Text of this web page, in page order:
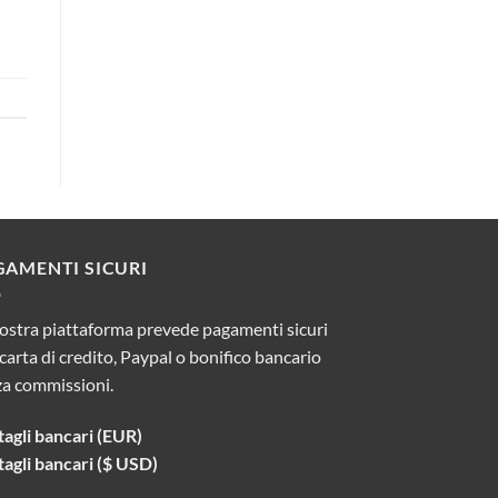
SICURI
piattaforma prevede pagamenti sicuri
di credito, Paypal o bonifico bancario
commissioni.
bancari (EUR)
bancari ($ USD)